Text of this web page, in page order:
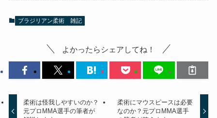
ブラジリアン柔術 雑記
よかったらシェアしてね！
柔術は怪我しやすいのか？
元プロMMA選手の筆者が
柔術にマウスピースは必要
なのか？元プロMMA選手